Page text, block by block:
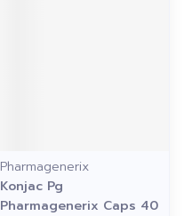
Pharmagenerix
Konjac Pg
Pharmagenerix Caps 40